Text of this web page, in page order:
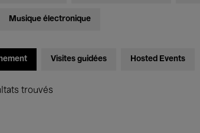
Musique électronique
Visites guidées Hosted Events
trouvés